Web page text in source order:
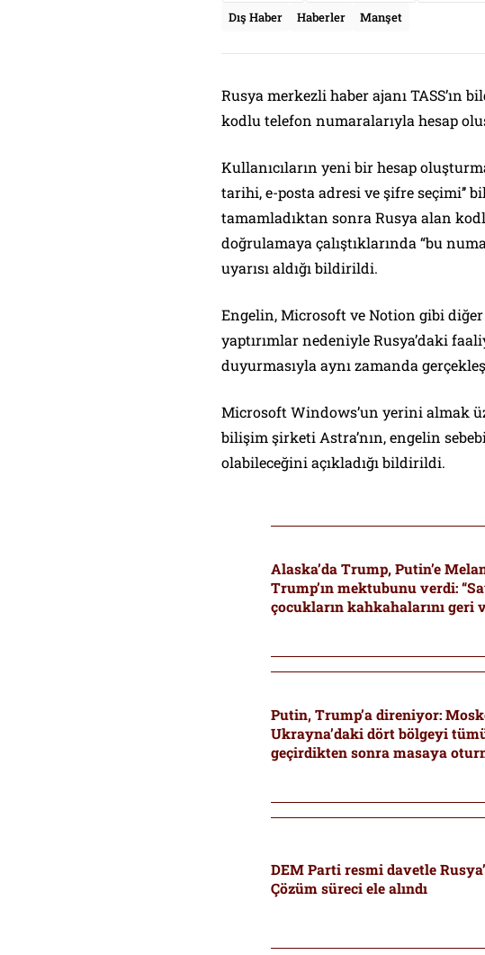
Dış Haber
Haberler Manşet
Rusya merkezli haber ajanı TASS’ın
kodlu telefon numaralarıyla hesap
Kullanıcıların yeni bir hesap
tarihi, e-posta adresi ve şifre seçimi’’
tamamladıktan sonra Rusya alan
doğrulamaya çalıştıklarında “bu
uyarısı aldığı bildirildi.
Engelin, Microsoft ve Notion gibi
yaptırımlar nedeniyle Rusya’daki
duyurmasıyla aynı zamanda
Microsoft Windows’un yerini almak
bilişim şirketi Astra’nın, engelin
olabileceğini açıkladığı bildirildi.
Alaska’da Trump, Putin’e
Trump’ın mektubunu verdi:
çocukların kahkahalarını geri
Putin, Trump’a direniyor:
Ukrayna’daki dört bölgeyi
geçirdikten sonra masaya
DEM Parti resmi davetle
Çözüm süreci ele alındı